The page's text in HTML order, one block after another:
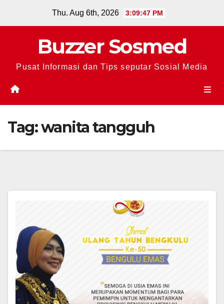
Thu. Aug 6th, 2026 3:09:47 PM
Buzzer Sosmed
Pusat Informasi dan Tips seputar Sosial Media
Tag:wanita tangguh